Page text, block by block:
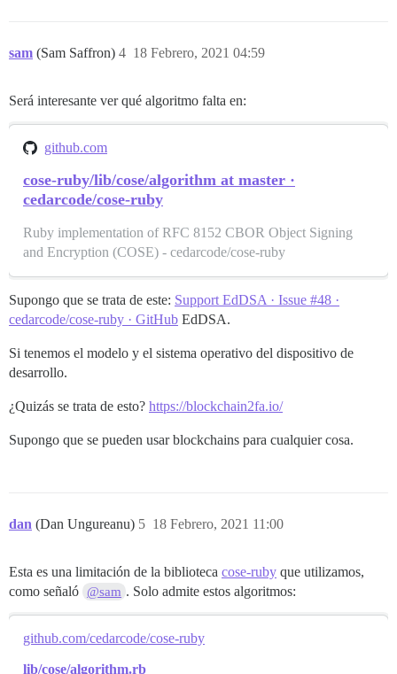
sam (Sam Saffron) 18 Febrero, 2021 04:59
4
Será interesante ver qué algoritmo falta en:
github.com
cose-ruby/lib/cose/algorithm at master ·
cedarcode/cose-ruby
Ruby implementation of RFC 8152 CBOR Object Signing
and Encryption (COSE) - cedarcode/cose-ruby
Supongo que se trata de este: Support EdDSA · Issue #48 ·
cedarcode/cose-ruby · GitHub EdDSA.
Si tenemos el modelo y el sistema operativo del dispositivo de
desarrollo.
¿Quizás se trata de esto? https://blockchain2fa.io/
Supongo que se pueden usar blockchains para cualquier cosa.
dan (Dan Ungureanu) 18 Febrero, 2021 11:00
5
Esta es una limitación de la biblioteca cose-ruby que utilizamos,
como señaló @sam . Solo admite estos algoritmos:
github.com/cedarcode/cose-ruby
lib/cose/algorithm.rb